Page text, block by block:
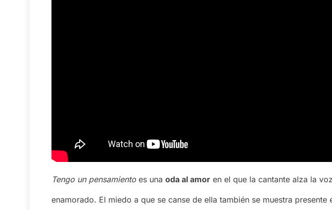
Tengo un pensamiento es una oda al amor en el que la cantante alza la
enamorado. El miedo a que se canse de ella también se muestra